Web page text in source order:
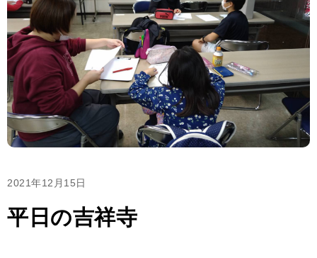
2021年12月15日
平日の吉祥寺